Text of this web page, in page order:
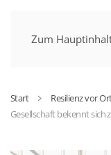
Zum
Start Resilienz vor
Gesellschaft bekennt sich